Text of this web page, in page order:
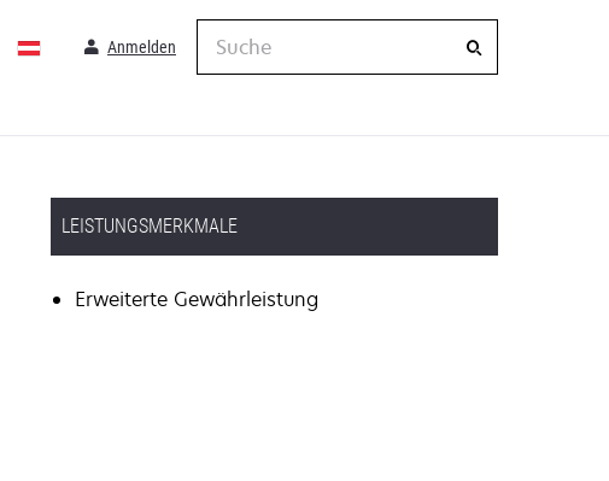
Anmelden
Suche
LEISTUNGSMERKMALE
Erweiterte Gewährleistung